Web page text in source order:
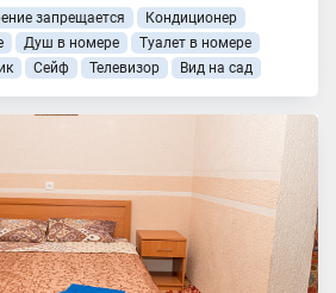
запрещается
Кондиционер
Душ в номере
Туалет в номере
Сейф Телевизор Вид на сад